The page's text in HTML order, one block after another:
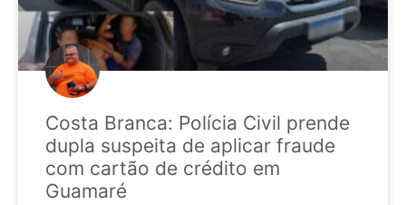
Costa Branca: Polícia Civil prende
dupla suspeita de aplicar fraude
com cartão de crédito em
Guamaré